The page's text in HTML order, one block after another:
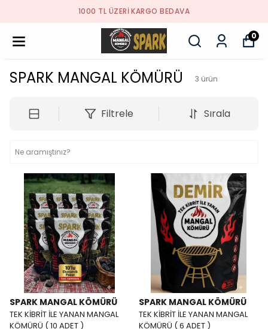
1000 TL ÜZERİ KARGO BEDAVA
0
SPARK MANGAL KÖMÜRÜ 3 ürün
Filtrele Sırala
SPARK MANGAL KÖMÜRÜ
TEK KİBRİT İLE YANAN MANGAL
KÖMÜRÜ ( 10 ADET )
SPARK MANGAL KÖMÜRÜ
TEK KİBRİT İLE YANAN MANGAL
KÖMÜRÜ ( 6 ADET )